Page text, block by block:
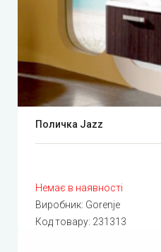
Поличка Jazz
Немає в наявності
Виробник: Gorenje
Код товару: 231313